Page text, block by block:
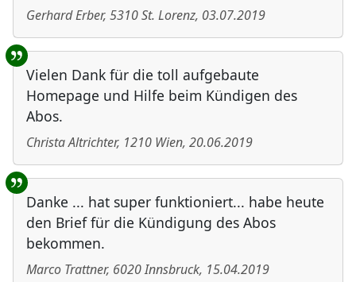
Gerhard Erber, 5310St. Lorenz, 03.07.2019
Vielen Dank für die toll aufgebaute
Homepage und Hilfe beim Kündigen des
Abos.
Christa Altrichter, 1210 Wien, 20.06.2019
Danke ... hat super funktioniert... habe heute
den Brief für die Kündigung des Abos
bekommen.
Marco Trattner, 6020Innsbruck, 15.04.2019